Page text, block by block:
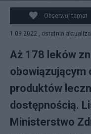
Seniorzy kupują leki
MichałowskiObserwuj temat
1.09.2022 , ostatnia
Aż 178 leków
obowiązującym
produktów
dostępnością.
Ministerstwo